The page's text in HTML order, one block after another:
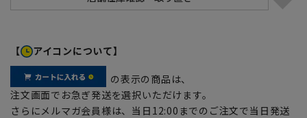
【 アイコンについて】
の表示の商品は、
注文画面でお急ぎ発送を選択いただけます。
さらにメルマガ会員様は、当日12:00までのご注文で当日発送